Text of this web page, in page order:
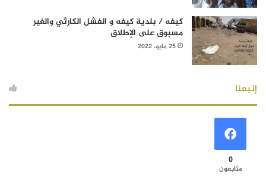
كيفه / بلدية كيفه و الفشل الكارثي والغير
مسبوق على الإطلاق
25 مايو، 2022
إتبعنا
0
متابعون